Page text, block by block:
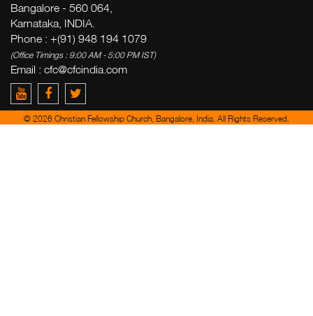
Bangalore - 560 064,
Karnataka, INDIA.
Phone : +(91) 948 194 1079
(Office Timings : 9:00 AM - 5:00 PM IST)
Email : cfc@cfcindia.com
© 2026 Christian Fellowship Church, Bangalore, India. All Rights Reserved.